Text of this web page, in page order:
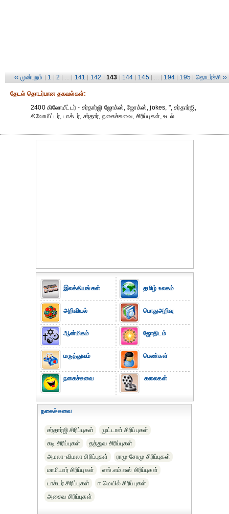
‹‹ முன்புறம் | 1 | 2 | ... | 141 | 142 | 143 | 144 | 145 | ... | 194 | 195 | தொடர்ச்சி ››
தேட‌ல் தொட‌ர்பான தகவ‌ல்க‌ள்:
2400 கிலோமீட்டர் - சர்தார்ஜி ஜோக்ஸ், ஜோக்ஸ், jokes, ", சர்தார்ஜி,
கிலோமீட்டர், டாக்டர், சர்தார், நகைச்சுவை, சிரிப்புகள், உடல்
இலக்கியங்கள்
அறிவியல்
ஆன்மிகம்
மருத்துவம்
நகைச்சுவை
தமிழ் உலகம்
பொதுஅறிவு
ஜோதிடம்
பெண்கள்
கலைகள்
நகைச்சுவை
சர்தார்ஜி சிரிப்புகள்
முட்டாள் சிரிப்புகள்
கடி சிரிப்புகள்
தத்துவ சிரிப்புகள்
அமலா-விமலா சிரிப்புகள்
ராமு-சோமு சிரிப்புகள்
மாமியார் சிரிப்புகள்
எஸ்.எம்.எஸ் சிரிப்புகள்
டாக்டர் சிரிப்புகள்
ஈ மெயில் சிரிப்புகள்
அசைவ சிரிப்புகள்